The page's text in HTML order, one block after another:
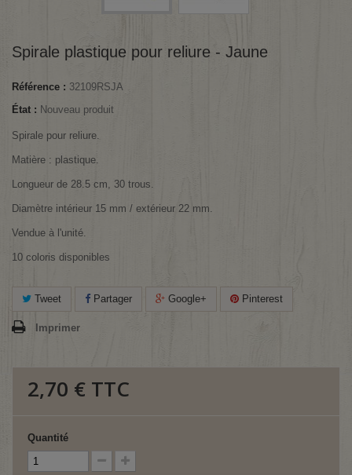
Spirale plastique pour reliure - Jaune
Référence : 32109RSJA
État : Nouveau produit
Spirale pour reliure.
Matière : plastique.
Longueur de 28.5 cm, 30 trous.
Diamètre intérieur 15 mm / extérieur 22 mm.
Vendue à l'unité.
10 coloris disponibles
Tweet Partager Google+ Pinterest
Imprimer
2,70 € TTC
Quantité